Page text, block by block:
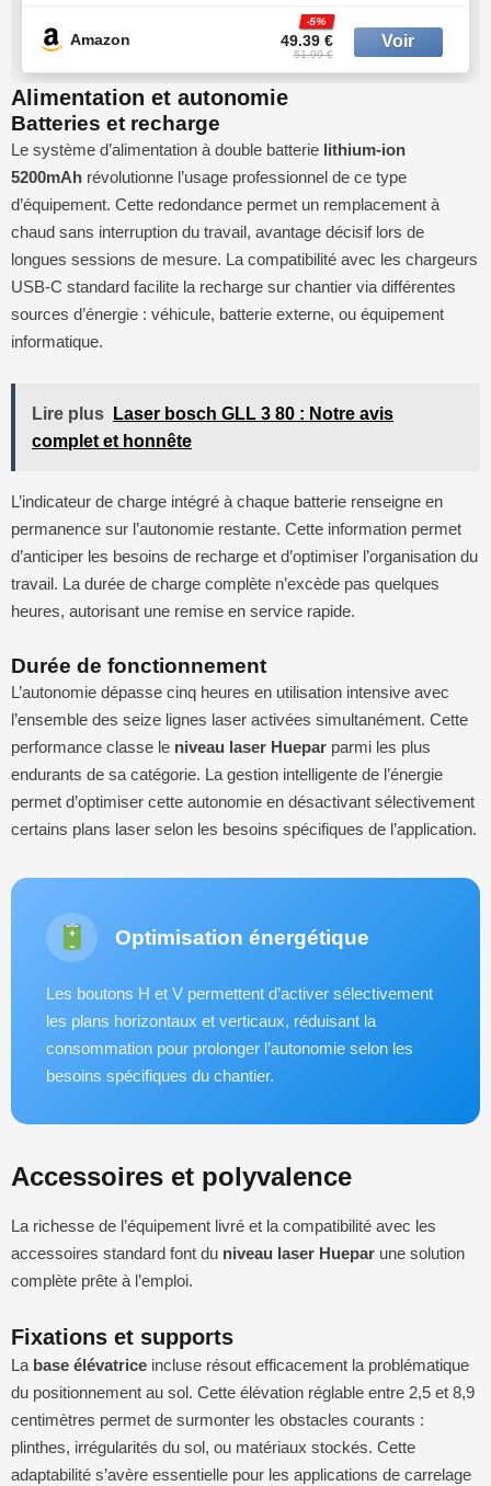
x Batterie, Nivellement Automatique,
Support Rotatif, Télécommande
Amazon 49.39 €
-5%
51.99 €
Alimentation et autonomie
Batteries et recharge
Le système d’alimentation à double batterie lithium-ion
5200mAh révolutionne l’usage professionnel de ce type
d’équipement. Cette redondance permet un remplacement à
chaud sans interruption du travail, avantage décisif lors de
longues sessions de mesure. La compatibilité avec les chargeurs
USB-C standard facilite la recharge sur chantier via différentes
sources d’énergie : véhicule, batterie externe, ou équipement
informatique.
Lire plus
Laser bosch GLL 3 80 : Notre avis
complet et honnête
L’indicateur de charge intégré à chaque batterie renseigne en
permanence sur l’autonomie restante. Cette information permet
d’anticiper les besoins de recharge et d’optimiser l’organisation du
travail. La durée de charge complète n’excède pas quelques
heures, autorisant une remise en service rapide.
Durée de fonctionnement
L’autonomie dépasse cinq heures en utilisation intensive avec
l’ensemble des seize lignes laser activées simultanément. Cette
performance classe le niveau laser Huepar parmi les plus
endurants de sa catégorie. La gestion intelligente de l’énergie
permet d’optimiser cette autonomie en désactivant sélectivement
certains plans laser selon les besoins spécifiques de l’application.
Optimisation énergétique
Les boutons H et V permettent d’activer sélectivement
les plans horizontaux et verticaux, réduisant la
consommation pour prolonger l’autonomie selon les
besoins spécifiques du chantier.
Accessoires et polyvalence
La richesse de l’équipement livré et la compatibilité avec les
accessoires standard font du niveau laser Huepar une solution
complète prête à l’emploi.
Fixations et supports
La base élévatrice incluse résout efficacement la problématique
du positionnement au sol. Cette élévation réglable entre 2,5 et 8,9
centimètres permet de surmonter les obstacles courants :
plinthes, irrégularités du sol, ou matériaux stockés. Cette
adaptabilité s’avère essentielle pour les applications de carrelage